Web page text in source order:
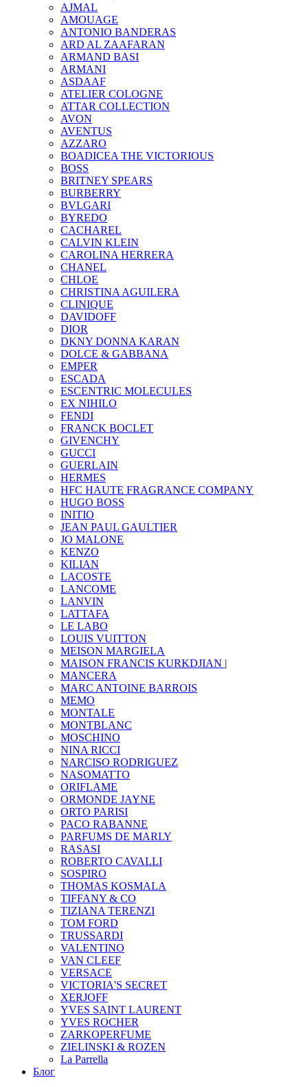
AJMAL
AMOUAGE
ANTONIO BANDERAS
ARD AL ZAAFARAN
ARMAND BASI
ARMANI
ASDAAF
ATELIER COLOGNE
ATTAR COLLECTION
AVON
AVENTUS
AZZARO
BOADICEA THE VICTORIOUS
BOSS
BRITNEY SPEARS
BURBERRY
BVLGARI
BYREDO
CACHAREL
CALVIN KLEIN
CAROLINA HERRERA
CHANEL
CHLOE
CHRISTINA AGUILERA
CLINIQUE
DAVIDOFF
DIOR
DKNY DONNA KARAN
DOLCE & GABBANA
EMPER
ESCADA
ESCENTRIC MOLECULES
EX NIHILO
FENDI
FRANCK BOCLET
GIVENCHY
GUCCI
GUERLAIN
HERMES
HFC HAUTE FRAGRANCE COMPANY
HUGO BOSS
INITIO
JEAN PAUL GAULTIER
JO MALONE
KENZO
KILIAN
LACOSTE
LANCOME
LANVIN
LATTAFA
LE LABO
LOUIS VUITTON
MEISON MARGIELA
MAISON FRANCIS KURKDJIAN |
MANCERA
MARC ANTOINE BARROIS
MEMO
MONTALE
MONTBLANC
MOSCHINO
NINA RICCI
NARCISO RODRIGUEZ
NASOMATTO
ORIFLAME
ORMONDE JAYNE
ORTO PARISI
PACO RABANNE
PARFUMS DE MARLY
RASASI
ROBERTO CAVALLI
SOSPIRO
THOMAS KOSMALA
TIFFANY & CO
TIZIANA TERENZI
TOM FORD
TRUSSARDI
VALENTINO
VAN CLEEF
VERSACE
VICTORIA'S SECRET
XERJOFF
YVES SAINT LAURENT
YVES ROCHER
ZARKOPERFUME
ZIELINSKI & ROZEN
La Parrella
Блог